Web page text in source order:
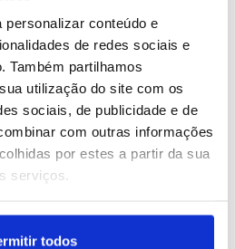
conteúdo e
de redes sociais e
Também partilhamos
utilização do site com os
sociais, de publicidade e de
com outras informações
por estes a partir da sua
serviços.
todos
ID: 47503815 Date: 22/07/2026 19:32
Iorque propõe que
julgamento de Maduro